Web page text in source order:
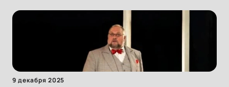
9 декабря 2025